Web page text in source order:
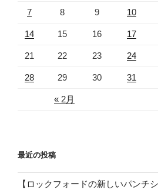
« 2月
7 8 9 10
14 15 16 17
21 22 23 24
28 29 30 31
最近の投稿
【ロックフォードの新しいパンチシ